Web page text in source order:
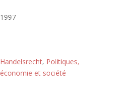
1997
Handelsrecht, Politiques,
économie et société